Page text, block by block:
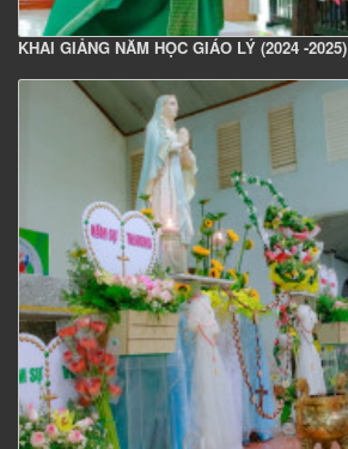
KHAI GIẢNG NĂM HỌC GIÁO LÝ (2024 -2025)